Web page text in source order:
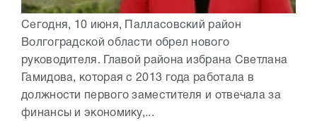
Сегодня, 10 июня, Палласовский район
Волгоградской области обрел нового
руководителя. Главой района избрана Светлана
Гамидова, которая с 2013 года работала в
должности первого заместителя и отвечала за
финансы и экономику,...